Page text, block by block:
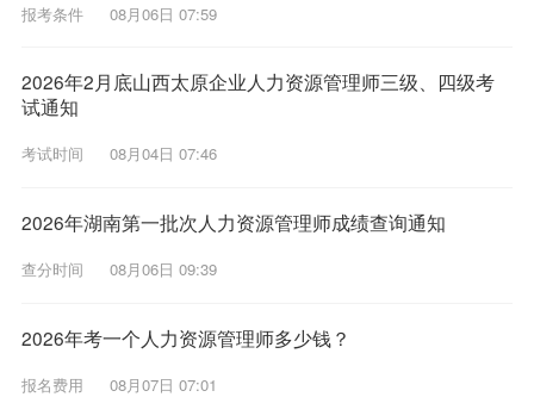
报考条件 08月06日 07:59
2026年2月底山西太原企业人力资源管理师三级、四级考
试通知
考试时间 08月04日 07:46
2026年湖南第一批次人力资源管理师成绩查询通知
查分时间 08月06日 09:39
2026年考一个人力资源管理师多少钱？
报名费用 08月07日 07:01